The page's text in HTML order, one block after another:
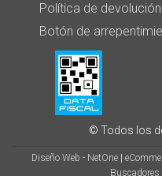
Política de devolución
Botón de
© Todos los
Diseño Web - NetOne
Buscadores